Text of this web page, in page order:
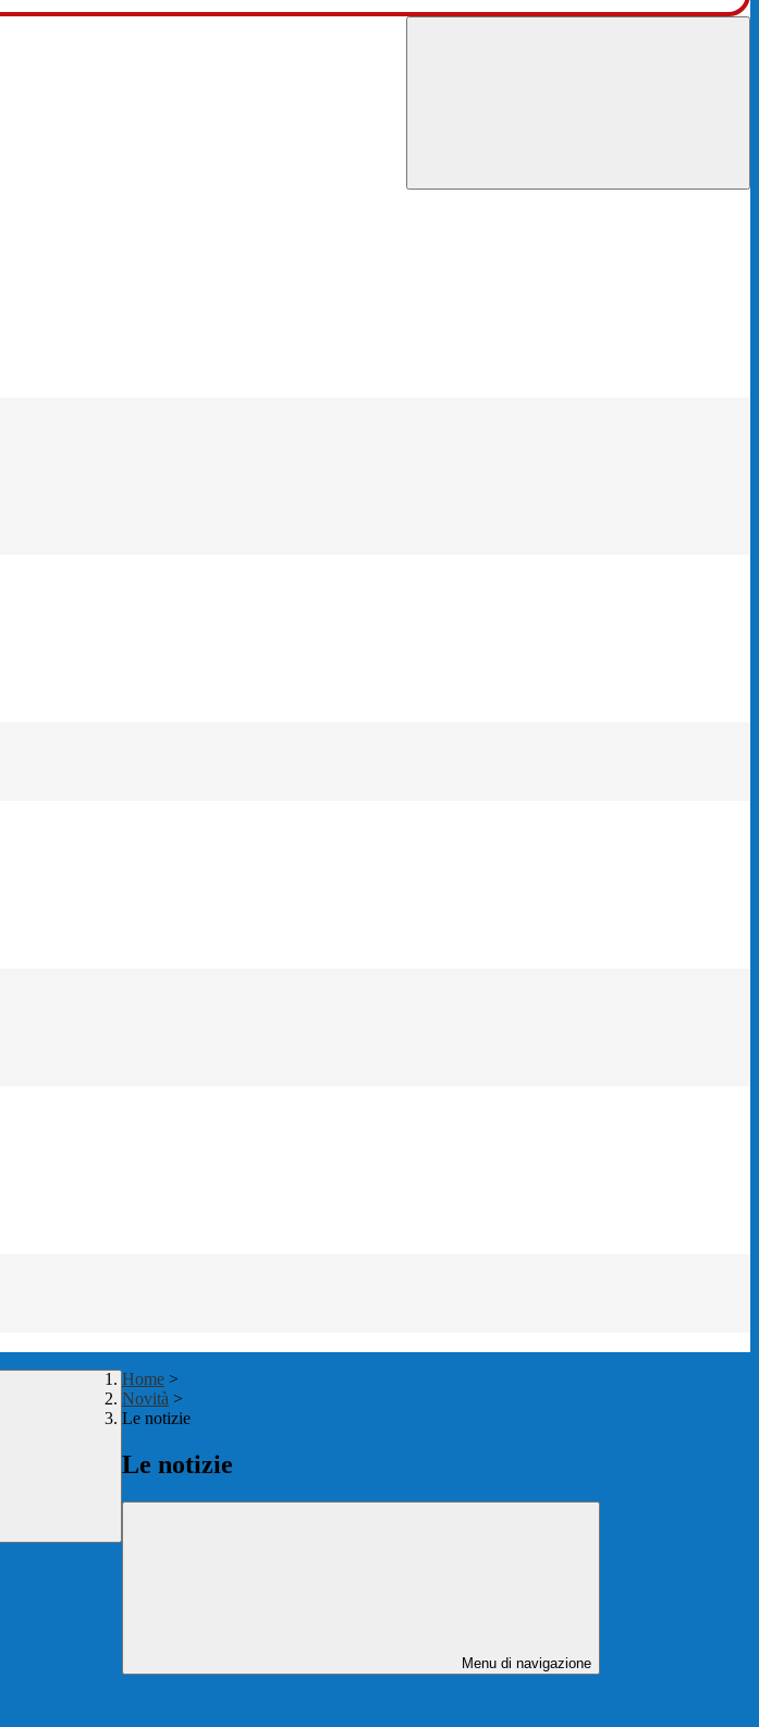
Home >
Novità >
Le notizie
Le notizie
Menu di navigazione